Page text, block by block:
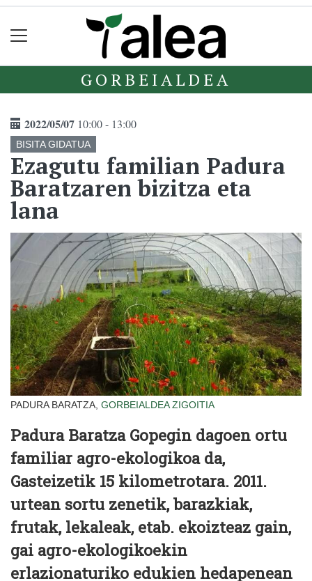
GORBEIALDEA
2022/05/07 10:00 - 13:00
BISITA GIDATUA
Ezagutu familian Padura
Baratzaren bizitza eta
lana
PADURA BARATZA, GORBEIALDEA ZIGOITIA
Padura BaratzaGopegin dagoen ortu
familiar agro-ekologikoa da,
Gasteizetik 15 kilometrotara. 2011.
urtean sortu zenetik, barazkiak,
frutak, lekaleak, etab. ekoizteaz gain,
gai agro-ekologikoekin
erlazionaturiko edukien hedapenean